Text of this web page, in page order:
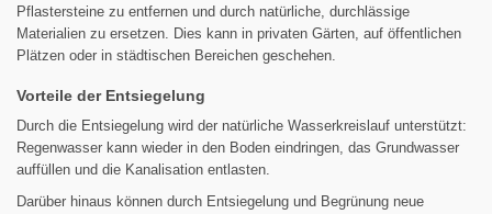
Pflastersteine zu entfernen und durch natürliche, durchlässige
Materialien zu ersetzen. Dies kann in privaten Gärten, auf öffentlichen
Plätzen oder in städtischen Bereichen geschehen.
Vorteile der Entsiegelung
Durch die Entsiegelung wird der natürliche Wasserkreislauf unterstützt:
Regenwasser kann wieder in den Boden eindringen, das Grundwasser
auffüllen und die Kanalisation entlasten.
Darüber hinaus können durch Entsiegelung und Begrünung neue